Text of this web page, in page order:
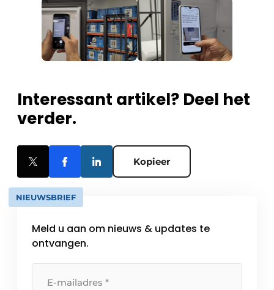
Interessant artikel? Deel het
verder.
Kopieer
NIEUWSBRIEF
Meld u aan om nieuws & updates te
ontvangen.